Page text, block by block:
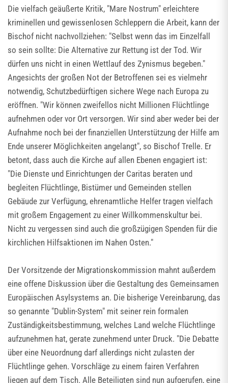
Die vielfach geäußerte Kritik, "Mare Nostrum" erleichtere
kriminellen und gewissenlosen Schleppern die Arbeit, kann der
Bischof nicht nachvollziehen: "Selbst wenn das im Einzelfall
so sein sollte: Die Alternative zur Rettung ist der Tod. Wir
dürfen uns nicht in einen Wettlauf des Zynismus begeben."
Angesichts der großen Not der Betroffenen sei es vielmehr
notwendig, Schutzbedürftigen sichere Wege nach Europa zu
eröffnen. "Wir können zweifellos nicht Millionen Flüchtlinge
aufnehmen oder vor Ort versorgen. Wir sind aber weder bei der
Aufnahme noch bei der finanziellen Unterstützung der Hilfe am
Ende unserer Möglichkeiten angelangt", so Bischof Trelle. Er
betont, dass auch die Kirche auf allen Ebenen engagiert ist:
"Die Dienste und Einrichtungen der Caritas beraten und
begleiten Flüchtlinge, Bistümer und Gemeinden stellen
Gebäude zur Verfügung, ehrenamtliche Helfer tragen vielfach
mit großem Engagement zu einer Willkommenskultur bei.
Nicht zu vergessen sind auch die großzügigen Spenden für die
kirchlichen Hilfsaktionen im Nahen Osten."
Der Vorsitzende der Migrationskommission mahnt außerdem
eine offene Diskussion über die Gestaltung des Gemeinsamen
Europäischen Asylsystems an. Die bisherige Vereinbarung, das
so genannte "Dublin-System" mit seiner rein formalen
Zuständigkeitsbestimmung, welches Land welche Flüchtlinge
aufzunehmen hat, gerate zunehmend unter Druck. "Die Debatte
über eine Neuordnung darf allerdings nicht zulasten der
Flüchtlinge gehen. Vorschläge zu einem fairen Verfahren
liegen auf dem Tisch. Alle Beteiligten sind nun aufgerufen, eine